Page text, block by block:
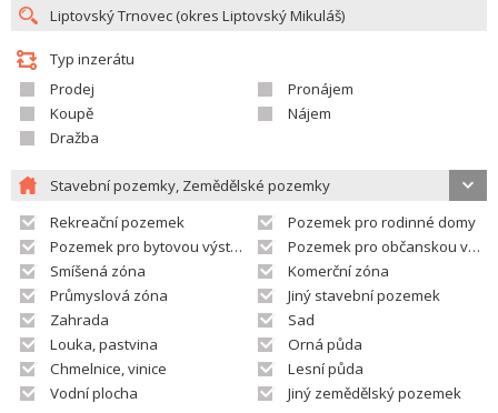
Typ inzerátu
Prodej
Pronájem
Koupě
Nájem
Dražba
Stavební pozemky, Zemědělské pozemky
Rekreační pozemek
Pozemek pro rodinné domy
Pozemek pro bytovou výstavbu
Pozemek pro občanskou vybavenost
Smíšená zóna
Komerční zóna
Průmyslová zóna
Jiný stavební pozemek
Zahrada
Sad
Louka, pastvina
Orná půda
Chmelnice, vinice
Lesní půda
Vodní plocha
Jiný zemědělský pozemek